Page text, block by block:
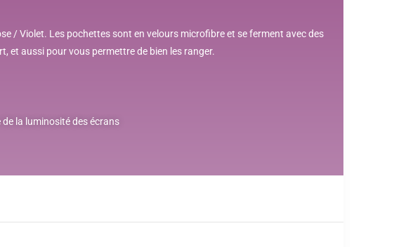
/ Violet. Les pochettes sont en velours microfibre et se ferment avec des
et aussi pour vous permettre de bien les ranger.
la luminosité des écrans